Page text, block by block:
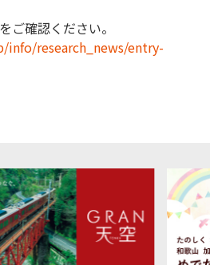
ご確認ください。
research_news/entry-